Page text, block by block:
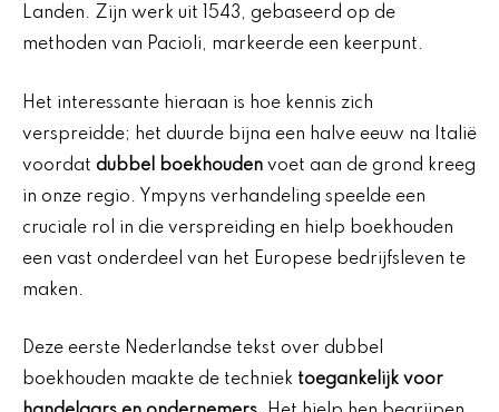
Landen. Zijn werk uit 1543, gebaseerd op de
methoden van Pacioli, markeerde een keerpunt.
Het interessante hieraan is hoe kennis zich
verspreidde; het duurde bijna een halve eeuw na Italië
voordat dubbel boekhouden voet aan de grond kreeg
in onze regio. Ympyns verhandeling speelde een
cruciale rol in die verspreiding en hielp boekhouden
een vast onderdeel van het Europese bedrijfsleven te
maken.
Deze eerste Nederlandse tekst over dubbel
boekhouden maakte de techniek toegankelijk voor